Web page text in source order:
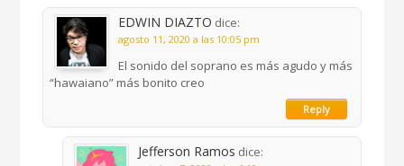
EDWIN DIAZTO dice:
agosto 11, 2020 a las 10:05 pm
El sonido del soprano es más agudo y más
“hawaiano” más bonito creo
Reply
Jefferson Ramos dice: